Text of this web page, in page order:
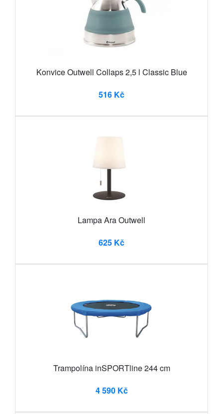
Konvice Outwell Collaps 2,5 l Classic Blue
516 Kč
Lampa Ara Outwell
625 Kč
Trampolína inSPORTline 244 cm
4 590 Kč